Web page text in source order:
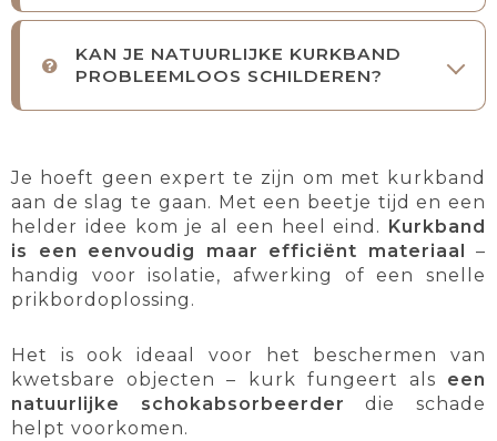
KAN JE NATUURLIJKE KURKBAND
PROBLEEMLOOS SCHILDEREN?
Je hoeft geen expert te zijn om met kurkband
aan de slag te gaan. Met een beetje tijd en een
helder idee kom je al een heel eind.
Kurkband
is een eenvoudig maar efficiënt materiaal
–
handig voor isolatie, afwerking of een snelle
prikbordoplossing.
Het is ook ideaal voor het beschermen van
kwetsbare objecten – kurk fungeert als een
natuurlijke schokabsorbeerder die schade
helpt voorkomen.